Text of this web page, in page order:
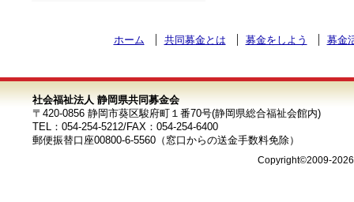
ホーム 共同募金とは 募金をしよう 募金
社会福祉法人 静岡県共同募金会
〒420-0856 静岡市葵区駿府町１番70号(静岡県総合福祉会館内)
TEL：054-254-5212/FAX：054-254-6400
郵便振替口座00800-6-5560（窓口からの送金手数料免除）
Copyright©2009-